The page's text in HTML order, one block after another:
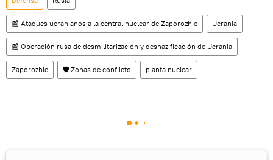
📰 Ataques ucranianos a la central nuclear de Zaporozhie Ucrania
📰 Operación rusa de desmilitarización y desnazificación de Ucrania
Zaporozhie 🛡️ Zonas de conflicto planta nuclear